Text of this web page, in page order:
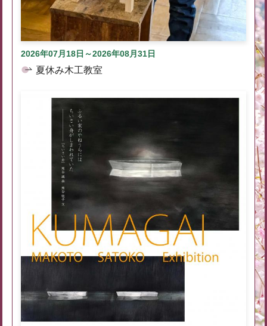
2026年07月18日～2026年08月31日
夏休み木工教室